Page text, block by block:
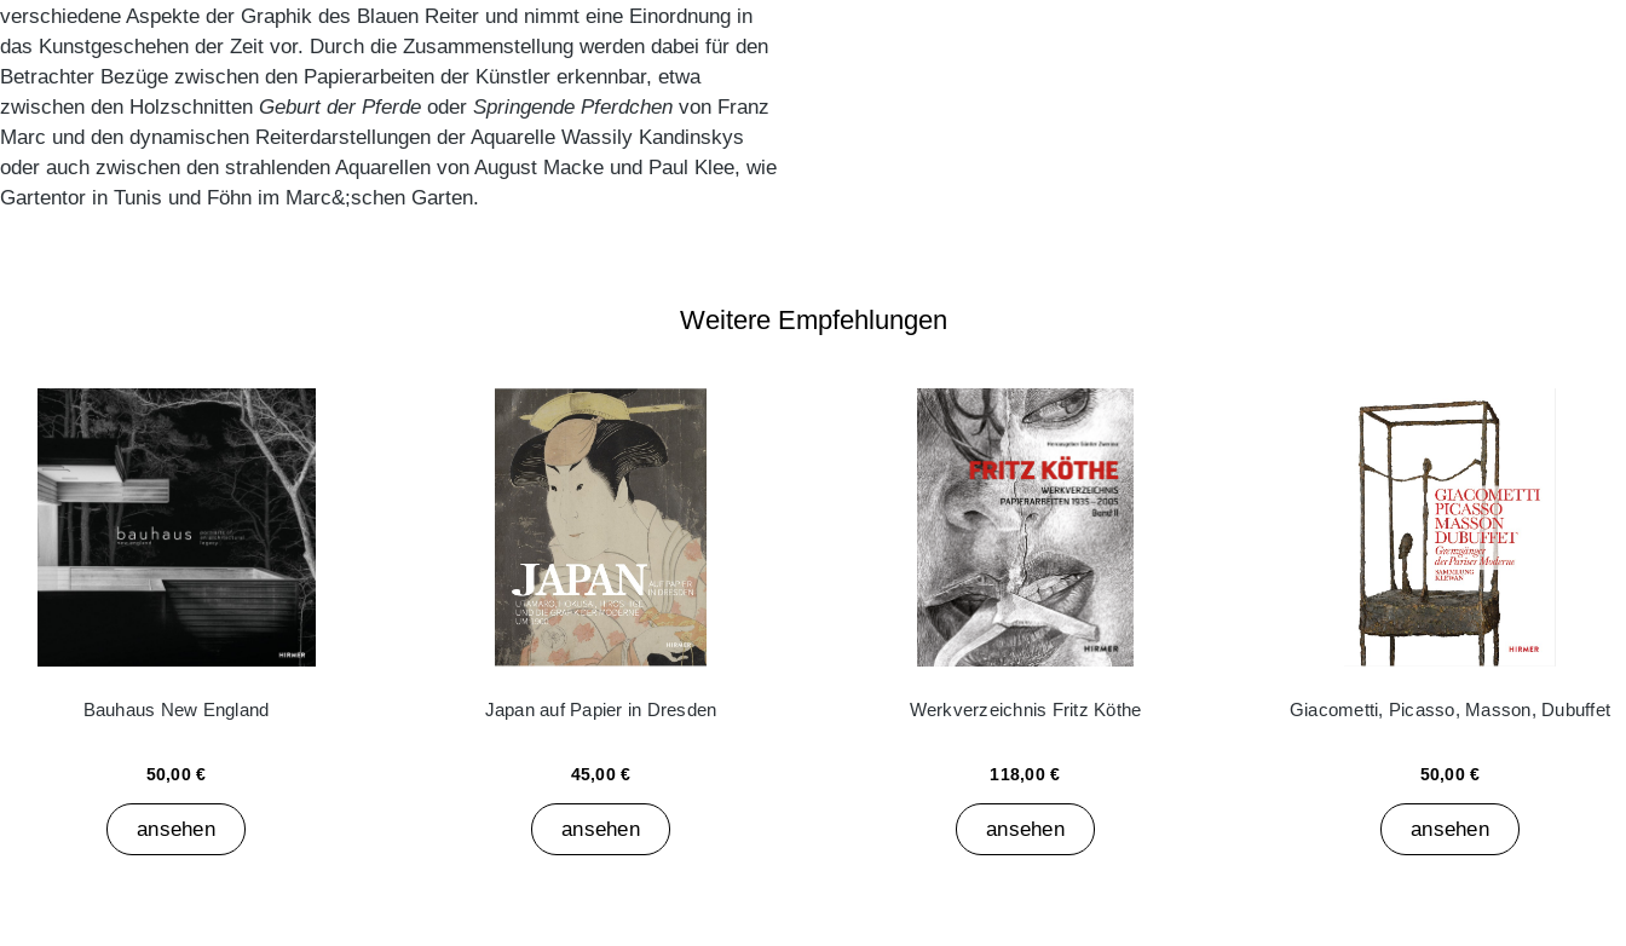
verschiedene Aspekte der Graphik des Blauen Reiter und nimmt eine Einordnung in
das Kunstgeschehen der Zeit vor. Durch die Zusammenstellung werden dabei für den
Betrachter Bezüge zwischen den Papierarbeiten der Künstler erkennbar, etwa
zwischen den Holzschnitten Geburt der Pferde oder Springende Pferdchen von Franz
Marc und den dynamischen Reiterdarstellungen der Aquarelle Wassily Kandinskys
oder auch zwischen den strahlenden Aquarellen von August Macke und Paul Klee, wie
Gartentor in Tunis und Föhn im Marc&;schen Garten.
Weitere Empfehlungen
Bauhaus New England
50,00 €
ansehen
Japan auf Papier in Dresden
45,00 €
ansehen
Werkverzeichnis Fritz Köthe
118,00 €
ansehen
Giacometti, Picasso, Masson, Dubuffet
50,00 €
ansehen